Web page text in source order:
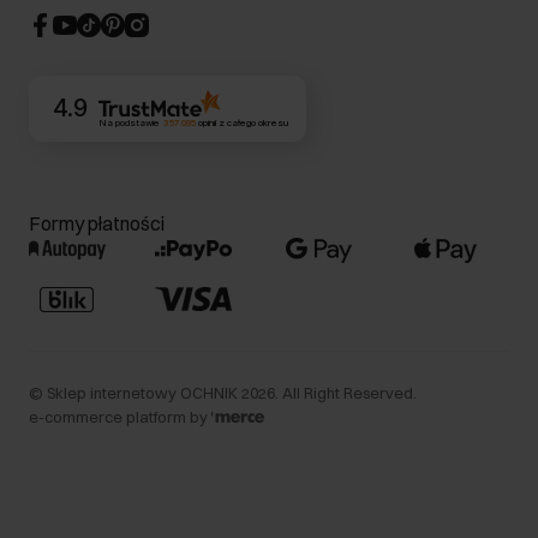
CSR
4.9
Na podstawie 357 095opinii z całego okresu
Formy płatności
© Sklep internetowy OCHNIK 2026 . All Right Reserved.
e-commerce platform by